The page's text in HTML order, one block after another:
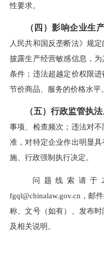
性要求。
（四）影响企业生
人民共和国反垄断法》规
披露生产经营敏感信息，
条件；违法超越定价权限
节价商品、服务的价格水平。
（五）行政监管执法
事项、检查频次；违法对
准，对特定企业作出明显
施、行政强制执行决定。
问题线索请于
fgql@chinalaw.gov.cn，邮
称、文号（如有）、发布
及相关说明。